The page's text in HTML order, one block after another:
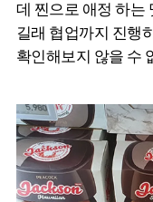
데 찐으로 애정 하는
길래 협업까지 진행
확인해보지 않을 수